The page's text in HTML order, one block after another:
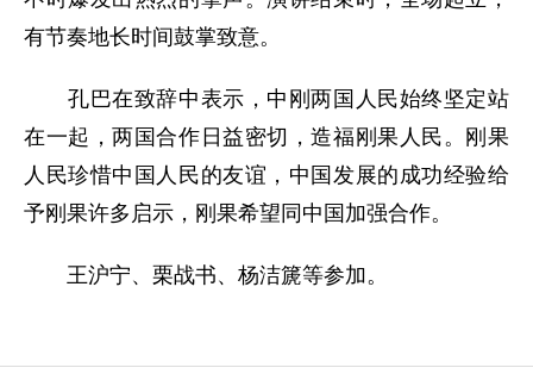
有节奏地长时间鼓掌致意。
孔巴在致辞中表示，中刚两国人民始终坚定站
在一起，两国合作日益密切，造福刚果人民。刚果
人民珍惜中国人民的友谊，中国发展的成功经验给
予刚果许多启示，刚果希望同中国加强合作。
王沪宁、栗战书、杨洁篪等参加。